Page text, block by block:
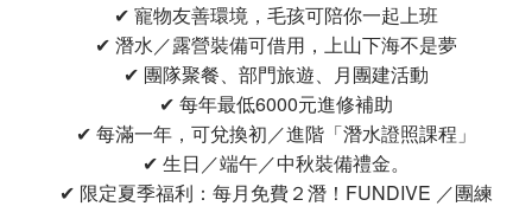
✔ 寵物友善環境，毛孩可陪你一起上班
✔ 潛水／露營裝備可借用，上山下海不是夢
✔ 團隊聚餐、部門旅遊、月團建活動
✔ 每年最低6000元進修補助
✔ 每滿一年，可兌換初／進階「潛水證照課程」
✔ 生日／端午／中秋裝備禮金。
✔ 限定夏季福利：每月免費２潛！FUNDIVE ／團練